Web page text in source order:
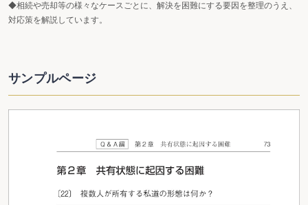
◆相続や売却等の様々なケースごとに、解決を困難にする要因を整理のうえ、
対応策を解説しています。
サンプルページ